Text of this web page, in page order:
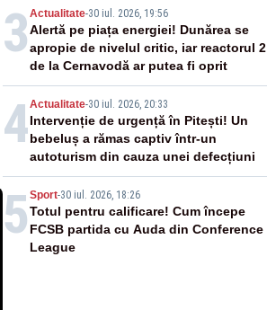
3 Actualitate-30 iul. 2026, 19:56
Alertă pe piața energiei! Dunărea se
apropie de nivelul critic, iar reactorul 2
de la Cernavodă ar putea fi oprit
4Actualitate-30 iul. 2026, 20:33
Intervenție de urgență în Pitești! Un
bebeluș a rămas captiv într-un
autoturism din cauza unei defecțiuni
5 Sport-30 iul. 2026, 18:26
Totul pentru calificare! Cum începe
FCSB partida cu Auda din Conference
League